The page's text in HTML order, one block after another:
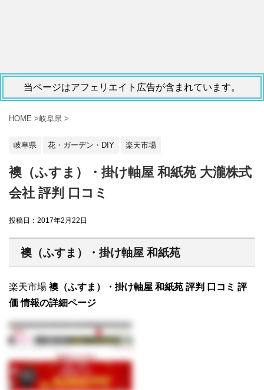
当ページはアフェリエイト広告が含まれています。
HOME >岐阜県 >
岐阜県 花・ガーデン・DIY 楽天市場
襖（ふすま）・掛け軸屋 和紙苑 大瀧株式
会社 評判 口コミ
投稿日： 2017年2月22日
襖（ふすま）・掛け軸屋 和紙苑
楽天市場 襖（ふすま）・掛け軸屋 和紙苑 評判 口コミ 評
価 情報の詳細ページ